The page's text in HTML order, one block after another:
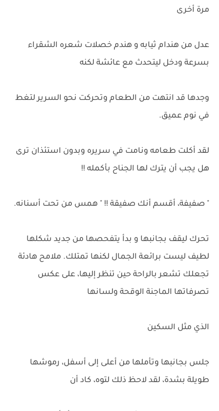
مرة أخرى
عدل من هندام ثيابه و هندم خصلات شعره الشقراء
بسرعة ودخل ليتحدث مع عائشة لكنه
وجدها قد انتهت من الطعام وتحركت نحو السرير لتغط
في نوم عميق.
لقد أكلت طعامه ونامت في سريره وبدون استئذان ترى
هل يجب أن يترك لها الجناح بأكمله !!
" صفيفة، أقسم أنك صفيقة !! " همس من تحت أسنانه.
تحرك ليقف بجانبها و بدأ يتفحصها من جديد شكلها
لطيف ليست برائعة الجمال لكنها تمتلك. ملامح هادئة
تجعلك تشعر بالراحة حين تنظر إليها، على عكس
تصرفاتها الماجنة الوقحة ولسانها
الذي مثل السكين
جلس بجانبها وتأملها من أعلى إلى أسفل، رموشها
طويلة بشدة، لقد لاحظ ذلك لتوه، كاد أن